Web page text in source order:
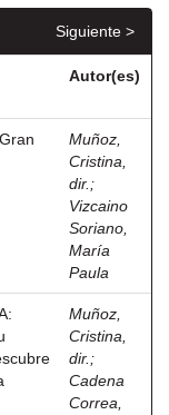
Siguiente >
Autor(es)
Muñoz,
Cristina,
dir. ;
Vizcaino
Soriano,
María
Paula
Muñoz,
Cristina,
dir. ;
Cadena
Correa,